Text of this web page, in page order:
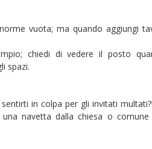
vuota; ma quando aggiungi
chiedi di vedere il posto
spazi.
in colpa per gli invitati
navetta dalla chiesa o comune